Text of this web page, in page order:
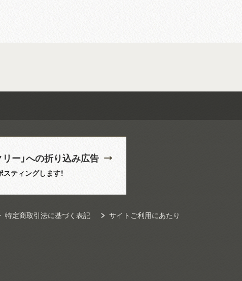
リー」への折り込み広告
ティングします！
特定商取引法に基づく表記 サイトご利用にあたり